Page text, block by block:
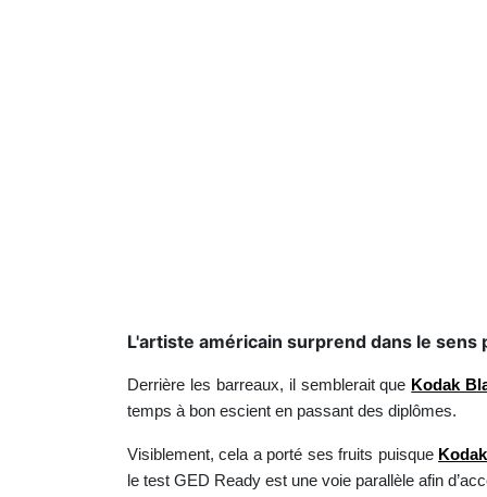
L'artiste américain surprend dans le sens
Derrière les barreaux, il semblerait que Kodak
temps à bon escient en passant des diplômes.
Visiblement, cela a porté ses fruits puisque Kodak
le test GED Ready est une voie parallèle afin